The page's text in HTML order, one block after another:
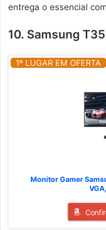
entrega o essencial
10. Samsung
1º LUGAR EM OFERTA
Monitor Gamer